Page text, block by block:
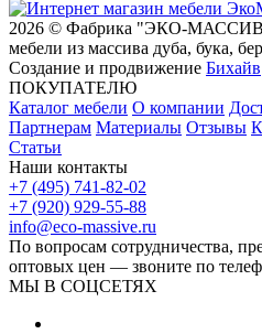
2026 © Фабрика "ЭКО-МАССИВ"
мебели из массива дуба, бука,
Создание и продвижение Бихайв
ПОКУПАТЕЛЮ
Каталог мебели О компании
Партнерам Материалы Отзывы
Статьи
Наши контакты
+7 (495) 741-82-02
+7 (920) 929-55-88
info@eco-massive.ru
По вопросам сотрудничества,
оптовых цен — звоните по
МЫ В СОЦСЕТЯХ